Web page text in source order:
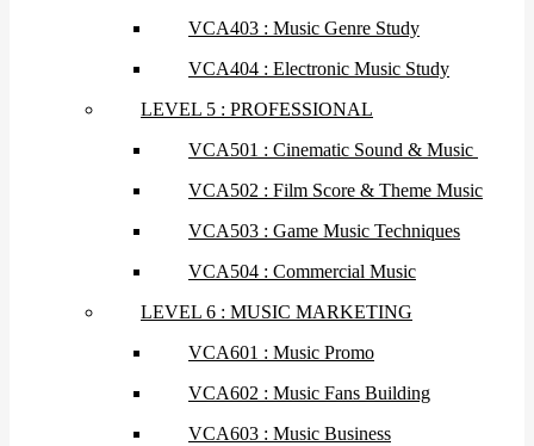
VCA403 : Music Genre Study
VCA404 : Electronic Music Study
LEVEL 5 : PROFESSIONAL
VCA501 : Cinematic Sound & Music
VCA502 : Film Score & Theme Music
VCA503 : Game Music Techniques
VCA504 : Commercial Music
LEVEL 6 : MUSIC MARKETING
VCA601 : Music Promo
VCA602 : Music Fans Building
VCA603 : Music Business